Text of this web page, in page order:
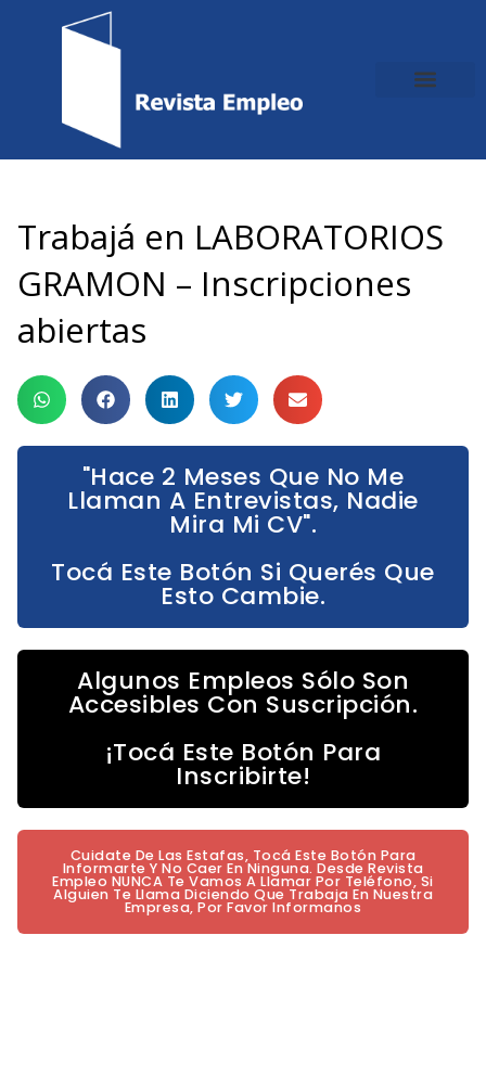
Trabajá en LABORATORIOS
GRAMON – Inscripciones
abiertas
"Hace 2 Meses Que No Me
Llaman A Entrevistas, Nadie
Mira Mi CV".
Tocá Este Botón Si Querés Que
Esto Cambie.
Algunos Empleos Sólo Son
Accesibles Con Suscripción.
¡Tocá Este Botón Para
Inscribirte!
Cuidate De Las Estafas, Tocá Este Botón Para
Informarte Y No Caer En Ninguna. Desde Revista
Empleo NUNCA Te Vamos A Llamar Por Teléfono, Si
Alguien Te Llama Diciendo Que Trabaja En Nuestra
Empresa, Por Favor Informanos